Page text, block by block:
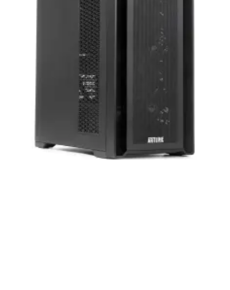
нашей продукции. Мы уверены, что
приобретенная вами техника будет служить
вам долгие годы при соблюдении правил
эксплуатации и хранения.
Artline комп'ютери